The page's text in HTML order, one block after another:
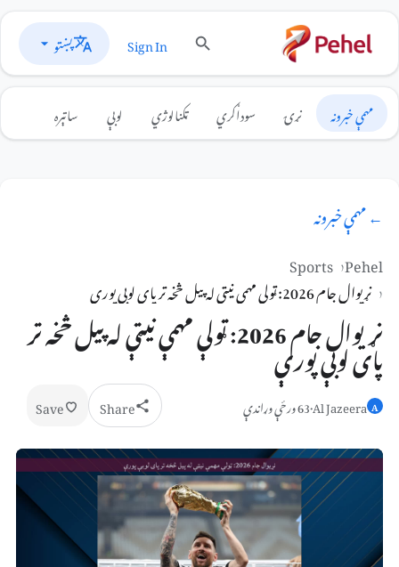
Sign In پښتو
مهمې خبرونه نړۍ سوداګري ټکنالوژي لوبې ساتېره
← مهمې خبرونه
Pehel
Sports
نړیوال جام 2026: ټولې مهمې نیټې له پیل څخه تر پای لوبې پورې
نړیوال جام 2026: ټولې مهمې نیټې له پیل څخه تر پای لوبې پورې
A
Al Jazeera
·63 ورځې وړاندې Share
Save